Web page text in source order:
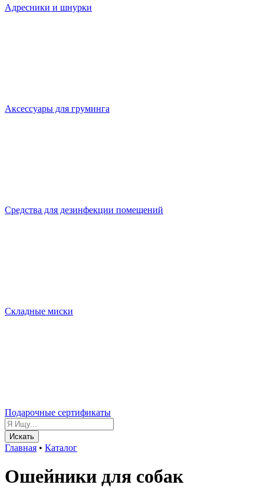
Адресники и шнурки
Аксессуары для груминга
Средства для дезинфекции помещений
Складные миски
Подарочные сертификаты
Искать
Главная • Каталог
Ошейники для собак